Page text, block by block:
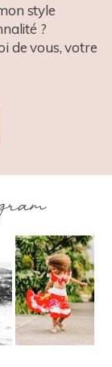
style
?
de vous, votre